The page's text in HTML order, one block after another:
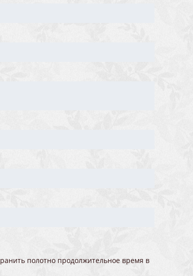
полотно продолжительное время в